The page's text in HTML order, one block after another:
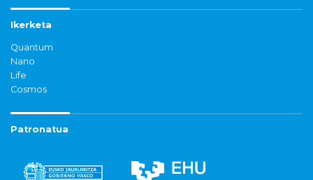
Ikerketa
Quantum
Nano
Life
Cosmos
Patronatua